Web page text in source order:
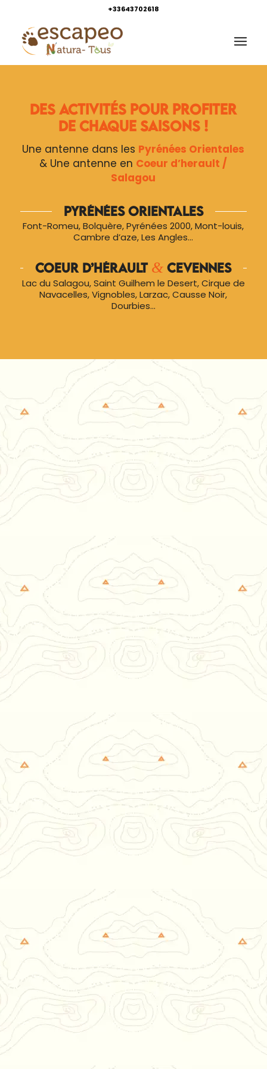
+33643702618
Des activités pour profiter
de chaque saisons !
Une antenne dans les Pyrénées Orientales
& Une antenne en Coeur d’herault /
Salagou
Pyrénées Orientales
Font-Romeu, Bolquère, Pyrénées 2000, Mont-louis,
Cambre d’aze, Les Angles…
Coeur d’Hérault & Cevennes
Lac du Salagou, Saint Guilhem le Desert, Cirque de
Navacelles, Vignobles, Larzac, Causse Noir,
Dourbies…